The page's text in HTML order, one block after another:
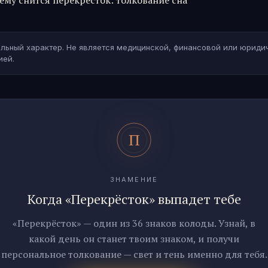
характер. Не является медицинской, финансовой или
ЗНАМЕНИЕ
Когда «Перекрёсток» выпадет тебе
«Перекрёсток» — один из 36 знаков колоды. Узнай, в
какой день он станет твоим знаком, и получи
персональное толкование — свет и тень именно для тебя.